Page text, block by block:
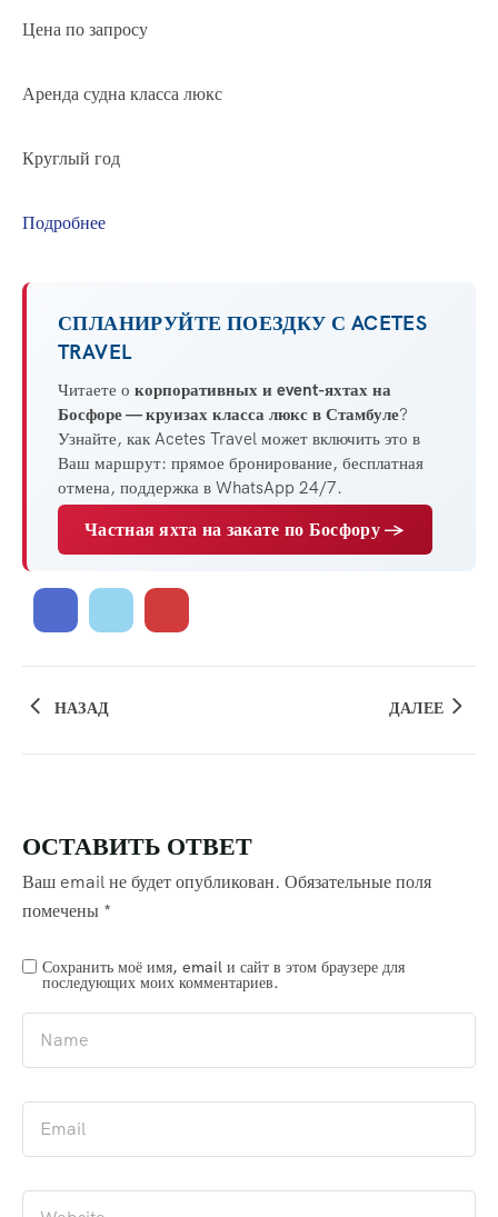
Цена по запросу
Аренда судна класса люкс
Круглый год
Подробнее
СПЛАНИРУЙТЕ ПОЕЗДКУ С ACETES
TRAVEL
Читаете о корпоративных и event-яхтах на
Босфоре — круизах класса люкс в Стамбуле?
Узнайте, как Acetes Travel может включить это в
Ваш маршрут: прямое бронирование, бесплатная
отмена, поддержка в WhatsApp 24/7.
Частная яхта на закате по Босфору →
НАЗАД ДАЛЕЕ
ОСТАВИТЬ ОТВЕТ
Ваш email не будет опубликован. Обязательные поля
помечены *
Сохранить моё имя, email и сайт в этом браузере для
последующих моих комментариев.